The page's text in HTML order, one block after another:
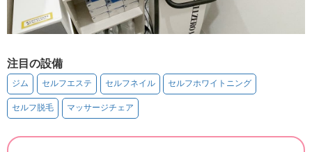
注目の設備
ジム セルフエステ セルフネイル セルフホワイトニング
セルフ脱毛 マッサージチェア